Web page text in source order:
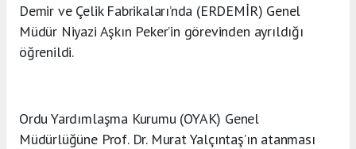
Demir ve Çelik Fabrikaları’nda (ERDEMİR) Genel
Müdür Niyazi Aşkın Peker’in görevinden ayrıldığı
öğrenildi.
Ordu Yardımlaşma Kurumu (OYAK) Genel
Müdürlüğüne Prof. Dr. Murat Yalçıntaş’ın atanması